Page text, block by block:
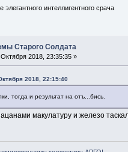
интеллигентного срача
Старого Солдата
Октября 2018, 23:35:35 »
2018, 22:15:40
тогда и результат на отъ...бись.
макулатуру и железо